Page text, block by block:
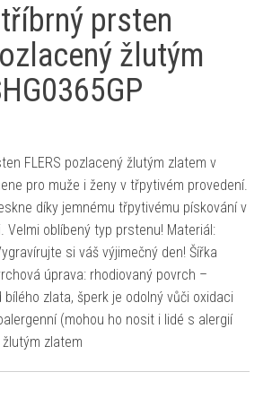
prsten
žlutým
FLERS pozlacený žlutým zlatem v
pro muže i ženy v třpytivém provedení.
díky jemnému třpytivému pískování v
Velmi oblíbený typ prstenu! Materiál:
si váš výjimečný den! Šířka
úprava: rhodiovaný povrch –
bílého zlata, šperk je odolný vůči oxidaci
(mohou ho nosit i lidé s alergií
zlatem